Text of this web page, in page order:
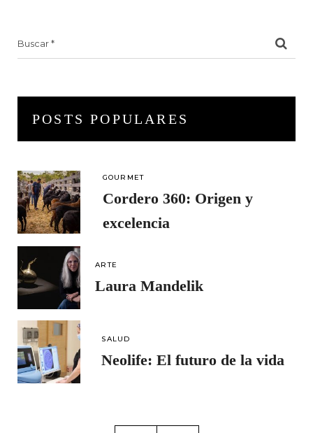
POSTS POPULARES
GOURMET
Cordero 360: Origen y
excelencia
ARTE
Laura Mandelik
SALUD
Neolife: El futuro de la vida